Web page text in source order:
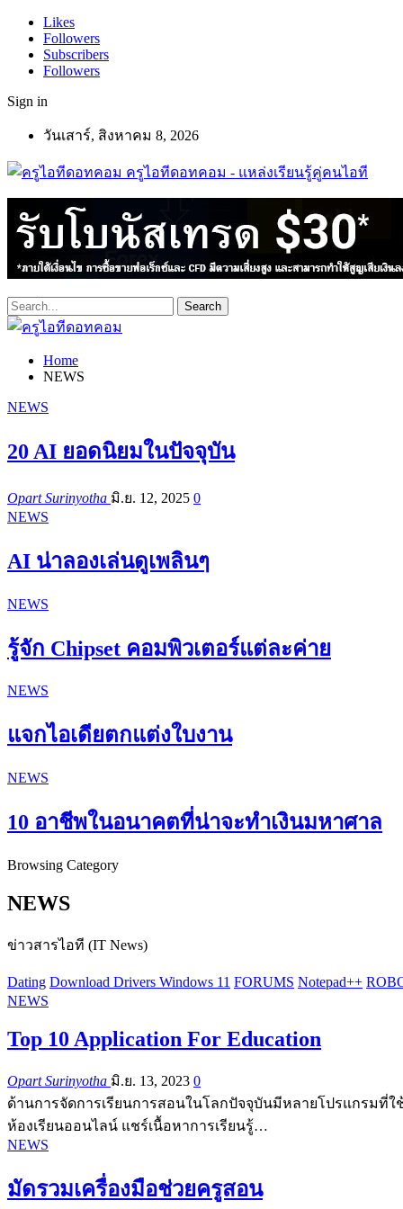
Likes
Followers
Subscribers
Followers
Sign in
วันเสาร์, สิงหาคม 8, 2026
ครูไอทีดอทคอม - แหล่งเรียนรู้คู่คนไอที
Home
NEWS
NEWS
20 AI ยอดนิยมในปัจจุบัน
Opart Surinyotha มิ.ย. 12, 2025 0
NEWS
AI น่าลองเล่นดูเพลินๆ
NEWS
รู้จัก Chipset คอมพิวเตอร์แต่ละค่าย
NEWS
แจกไอเดียตกแต่งใบงาน
NEWS
10 อาชีพในอนาคตที่น่าจะทำเงินมหาศาล
Browsing Category
NEWS
ข่าวสารไอที (IT News)
Dating Download Drivers Windows 11 FORUMS Notepad++
NEWS
Top 10 Application For Education
Opart Surinyotha มิ.ย. 13, 2023 0
ด้านการจัดการเรียนการสอนในโลกปัจจุบันมีหลายโปรแกรมที่ใ
ห้องเรียนออนไลน์ แชร์เนื้อหาการเรียนรู้…
NEWS
มัดรวมเครื่องมือช่วยครูสอน